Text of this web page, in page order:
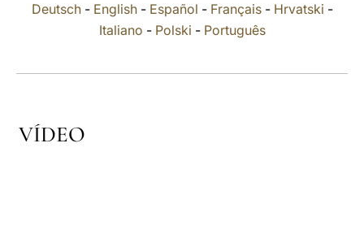
Deutsch- English- Español - Français- Hrvatski -
Italiano - Polski - Português
VÍDEO